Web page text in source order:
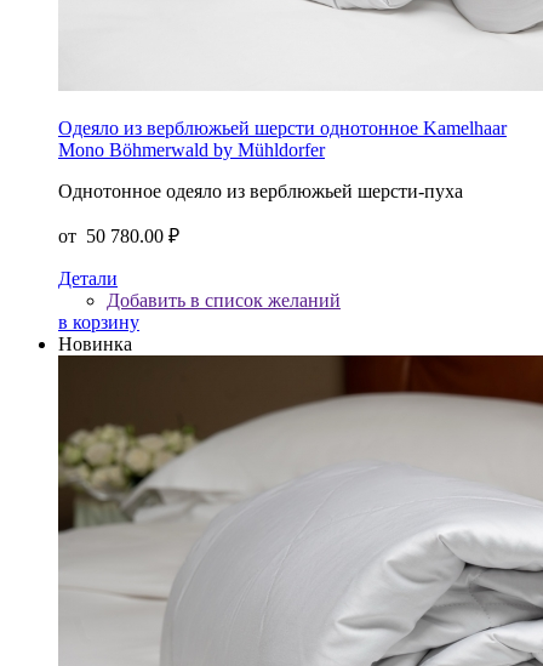
Одеяло из верблюжьей шерсти однотонное Kamelhaar
Mono Böhmerwald by Mühldorfer
Однотонное одеяло из верблюжьей шерсти-пуха
от 50 780.00 ₽
Детали
Добавить в список желаний
в корзину
Новинка